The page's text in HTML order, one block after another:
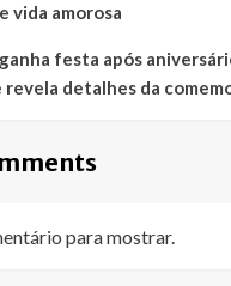
vida amorosa
festa após
detalhes da
para mostrar.